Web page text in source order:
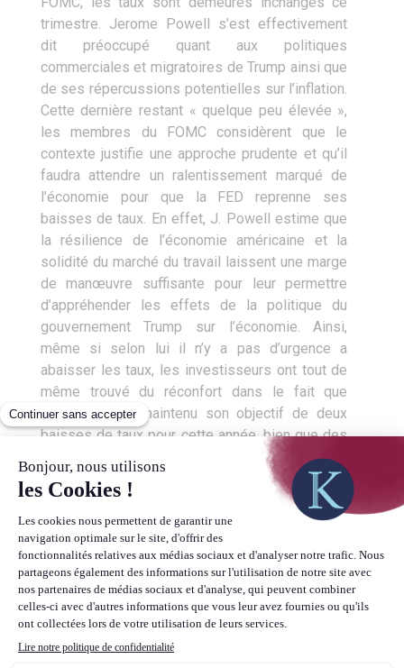
trimestre. Jerome Powell s’est effectivement
dit préoccupé quant aux politiques
commerciales et migratoires de Trump ainsi que
de ses répercussions potentielles sur l’inflation.
Cette dernière restant « quelque peu élevée »,
les membres du FOMC considèrent que le
contexte justifie une approche prudente et qu’il
faudra attendre un ralentissement marqué de
l’économie pour que la FED reprenne ses
baisses de taux. En effet, J. Powell estime que
la résilience de l’économie américaine et la
solidité du marché du travail laissent une marge
de manœuvre suffisante pour leur permettre
d’appréhender les effets de la politique du
gouvernement Trump sur l’économie. Ainsi,
même si selon lui il n’y a pas d’urgence a
abaisser les taux, les investisseurs ont tout de
même trouvé du réconfort dans le fait que
l’institution ait maintenu son objectif de deux
baisses de taux pour cette année, bien que des
divergences de stratégies apparaissent entre
les membres du FOMC.
Le facteur géopolitique toujours
central
Vous l’aurez ainsi constaté, la sphère
géopolitique et politique joue toujours un rôle
prépondérant sur l’économie, que ce soit via les
l’activité, la perception des ménages, des